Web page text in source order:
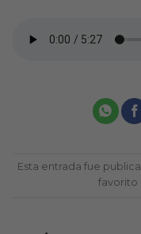
Esta entrada fue
favorito